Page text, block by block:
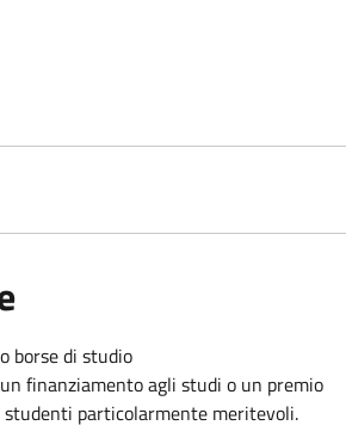
finanziamento agli studi o un premio
particolarmente meritevoli.